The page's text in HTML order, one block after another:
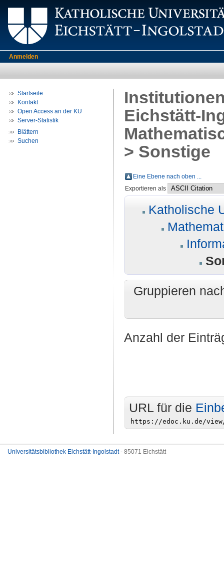
Anmelden
Startseite
Kontakt
Open Access an der KU
Server-Statistik
Blättern
Suchen
Eichstätt-
> Sonstige
Eine Ebene nach oben ...
Exportieren als
Katholische
Gruppieren
Anzahl der
URL für die
Universitätsbibliothek Eichstätt-Ingolstadt- 85071 Eichstätt